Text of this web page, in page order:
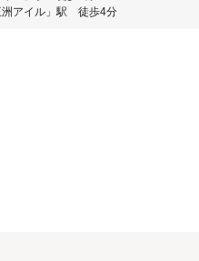
洲アイル」駅 徒歩4分